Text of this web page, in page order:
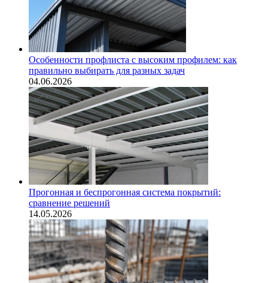
Особенности профлиста с высоким профилем: как
правильно выбирать для разных задач
04.06.2026
Прогонная и беспрогонная система покрытий:
сравнение решений
14.05.2026